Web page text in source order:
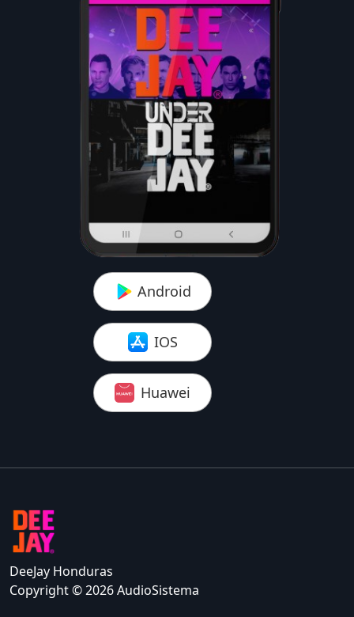
Android
IOS
Huawei
DeeJay Honduras
Copyright © 2026 AudioSistema